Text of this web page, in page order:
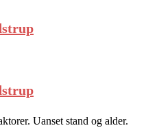
Uanset stand og alder.